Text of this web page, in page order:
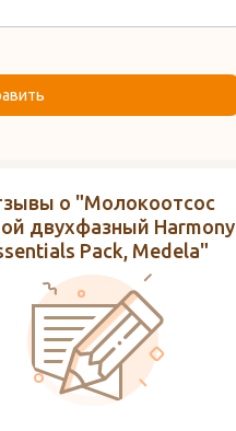
о "Молокоотсос
двухфазный Harmony
Pack, Medela"